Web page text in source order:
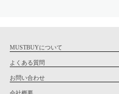
MUSTBUYについて
よくある質問
お問い合わせ